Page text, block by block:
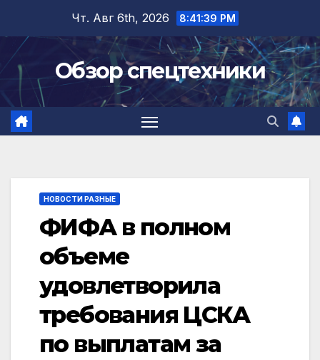
содержимому
Чт. Авг 6th, 2026 8:41:40 PM
Обзор спецтехники
НОВОСТИ РАЗНЫЕ
ФИФА в полном
объеме
удовлетворила
требования ЦСКА
по выплатам за